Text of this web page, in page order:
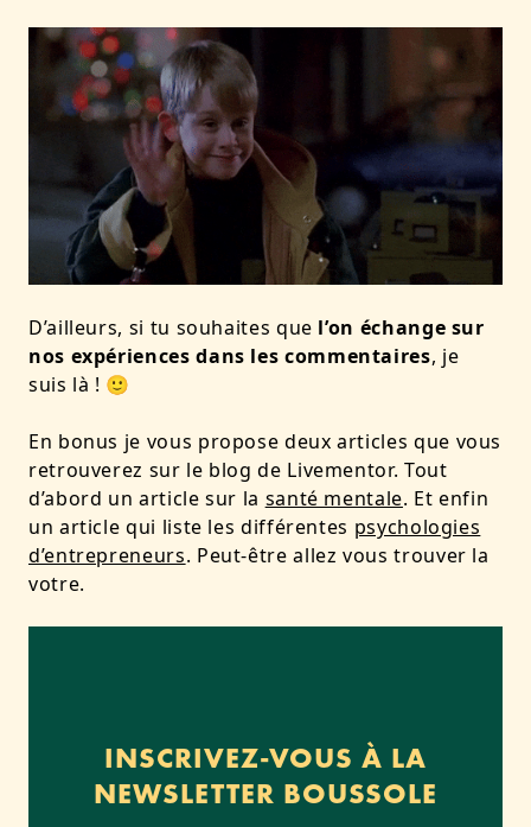
D’ailleurs, si tu souhaites que l’on échange sur
nos expériences dans les commentaires, je
suis là ! 🙂
En bonus je vous propose deux articles que vous
retrouverez sur le blog de Livementor. Tout
d’abord un article sur la santé mentale. Et enfin
un article qui liste les différentes psychologies
d’entrepreneurs. Peut-être allez vous trouver la
votre.
INSCRIVEZ-VOUS À LA
NEWSLETTER BOUSSOLE